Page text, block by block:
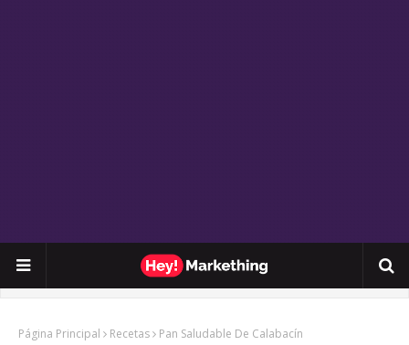
Página Principal Recetas Pan Saludable De Calabacín